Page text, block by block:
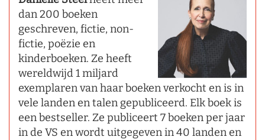
dan 200 boeken
geschreven, fictie, non-
fictie, poëzie en
kinderboeken. Ze heeft
wereldwijd 1 miljard
exemplaren van haar boeken verkocht en is in
vele landen en talen gepubliceerd. Elk boek is
een bestseller. Ze publiceert 7 boeken per jaar
in de VS en wordt uitgegeven in 40 landen en